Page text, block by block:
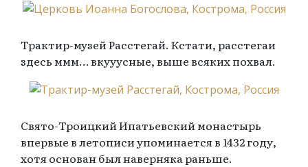
Трактир-музей Расстегай. Кстати, расстегаи
здесь ммм… вкууусные, выше всяких похвал.
Свято-Троицкий Ипатьевский монастырь
впервые в летописи упоминается в 1432 году,
хотя основан был наверняка раньше.